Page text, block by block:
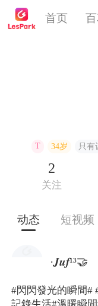
首页
T
34岁 只有
2
关注
动态 短视频
·𝑱𝒖𝒇¹³🤝
#閃閃發光的瞬間#